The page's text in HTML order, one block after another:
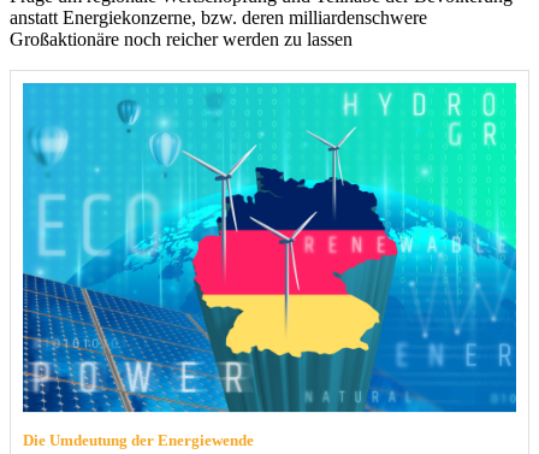
anstatt Energiekonzerne, bzw. deren milliardenschwere
Großaktionäre noch reicher werden zu lassen
Die Umdeutung der Energiewende